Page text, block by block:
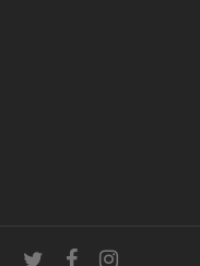
twitter facebookinstagram